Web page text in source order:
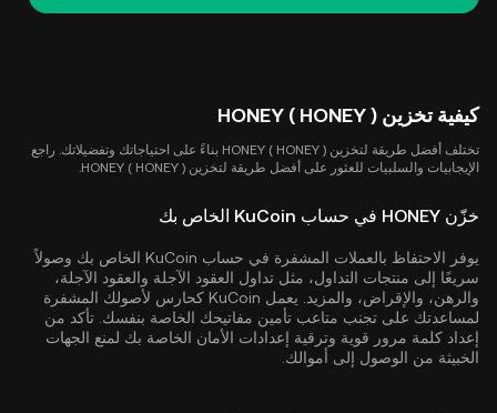
كيفية تخزين HONEY ( HONEY )
تختلف أفضل طريقة لتخزين HONEY ( HONEY ) بناءً على احتياجاتك وتفضيلاتك. راجع
الإيجابيات والسلبيات للعثور على أفضل طريقة لتخزين HONEY ( HONEY ).
خزّن HONEY في حساب KuCoin الخاص بك
يوفر الاحتفاظ بالعملات المشفرة في حساب KuCoin الخاص بك وصولاً
سريعًا إلى منتجات التداول، مثل تداول العقود الآجلة والعقود الآجلة،
والرهن، والإقراض، والمزيد. يعمل KuCoin كحارس لأصولك المشفرة
لمساعدتك على تجنب متاعب تأمين مفاتيحك الخاصة بنفسك. تأكد من
إعداد كلمة مرور قوية وترقية إعدادات الأمان الخاصة بك لمنع الجهات
الخبيثة من الوصول إلى أموالك.